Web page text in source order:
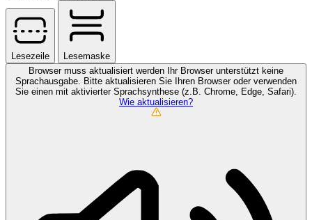
Lesezeile
Lesemaske
Browser muss aktualisiert werden Ihr Browser unterstützt keine
Sprachausgabe. Bitte aktualisieren Sie Ihren Browser oder verwenden
Sie einen mit aktivierter Sprachsynthese (z.B. Chrome, Edge, Safari).
Wie aktualisieren?